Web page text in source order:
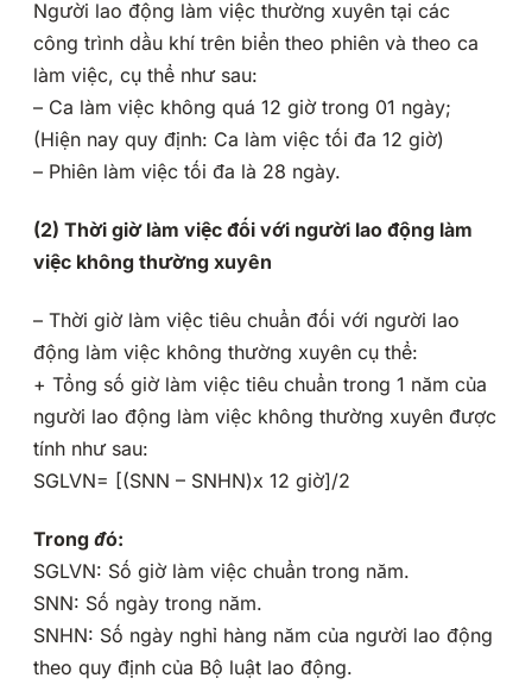
Người lao động làm việc thường xuyên tại các
công trình dầu khí trên biển theo phiên và theo ca
làm việc, cụ thể như sau:
– Ca làm việc không quá 12 giờ trong 01 ngày;
(Hiện nay quy định: Ca làm việc tối đa 12 giờ)
– Phiên làm việc tối đa là 28 ngày.
(2) Thời giờ làm việc đối với người lao động làm
việc không thường xuyên
– Thời giờ làm việc tiêu chuẩn đối với người lao
động làm việc không thường xuyên cụ thể:
+ Tổng số giờ làm việc tiêu chuẩn trong 1 năm của
người lao động làm việc không thường xuyên được
tính như sau:
SGLVN= [(SNN – SNHN)x 12 giờ]/2
Trong đó:
SGLVN: Số giờ làm việc chuẩn trong năm.
SNN: Số ngày trong năm.
SNHN: Số ngày nghỉ hàng năm của người lao động
theo quy định của Bộ luật lao động.